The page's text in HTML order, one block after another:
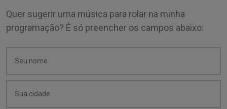
Quer sugerir uma música para rolar na minha
programação? É só preencher os campos abaixo: